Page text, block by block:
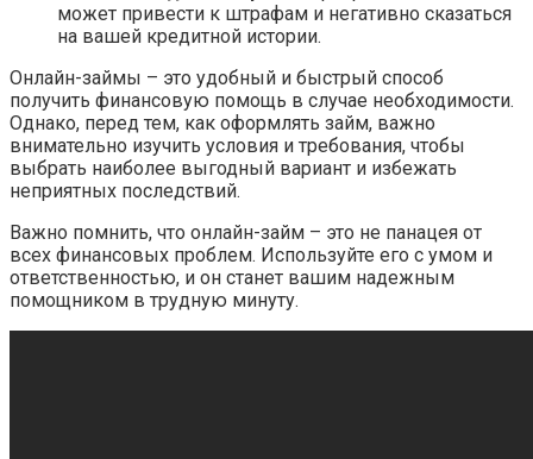
может привести к штрафам и негативно сказаться
на вашей кредитной истории.
Онлайн-займы – это удобный и быстрый способ
получить финансовую помощь в случае необходимости.
Однако, перед тем, как оформлять займ, важно
внимательно изучить условия и требования, чтобы
выбрать наиболее выгодный вариант и избежать
неприятных последствий.
Важно помнить, что онлайн-займ – это не панацея от
всех финансовых проблем. Используйте его с умом и
ответственностью, и он станет вашим надежным
помощником в трудную минуту.